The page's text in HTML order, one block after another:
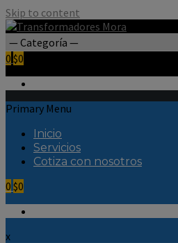
Skip to content
0 $0
Primary Menu
Inicio
Servicios
Cotiza con nosotros
0 $0
x